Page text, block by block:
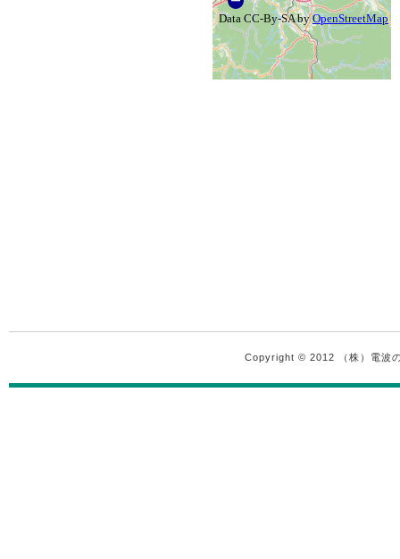
Copyright © 2012 （株）電波